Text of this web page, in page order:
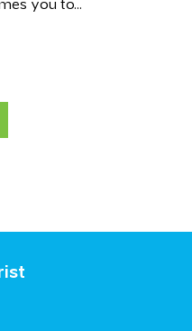
you to...